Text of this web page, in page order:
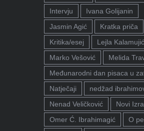
Intervju
Ivana Golijanin
Jasmin Agić
Kratka priča
Kritika/esej
Lejla Kalamujić
Marko Vešović
Melida
Međunarodni dan pisaca u
Natječaji
nedžad
Nenad Veličković
Novi
Omer Ć. Ibrahimagić
O